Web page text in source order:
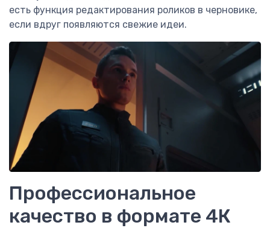
есть функция редактирования роликов в черновике,
если вдруг появляются свежие идеи.
Профессиональное
качество в формате 4К